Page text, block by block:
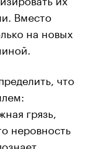
Вместо
на новых
что
грязь,
неровность